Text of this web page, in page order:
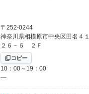
〒252-0244
神奈川県相模原市中央区田名４１
２６－６ ２Ｆ
コピー
10：00～19：00
―